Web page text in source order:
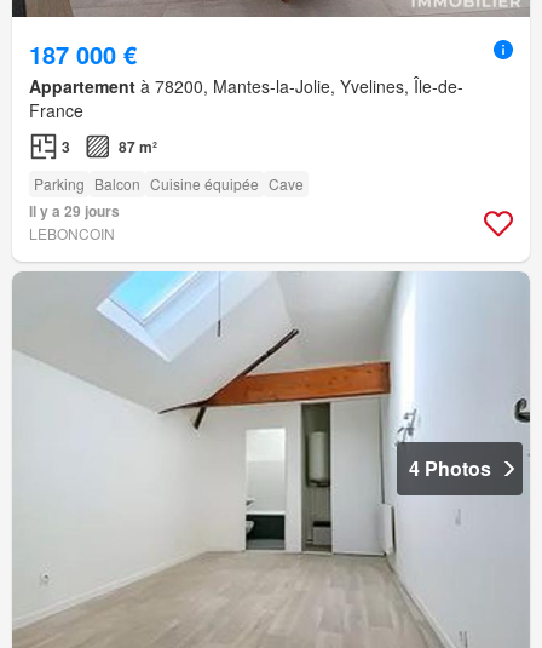
187 000 €
Appartement à 78200, Mantes-la-Jolie, Yvelines, Île-de-
France
3 87 m²
Parking Balcon Cuisine équipée Cave
Il y a 29 jours
LEBONCOIN
4 Photos